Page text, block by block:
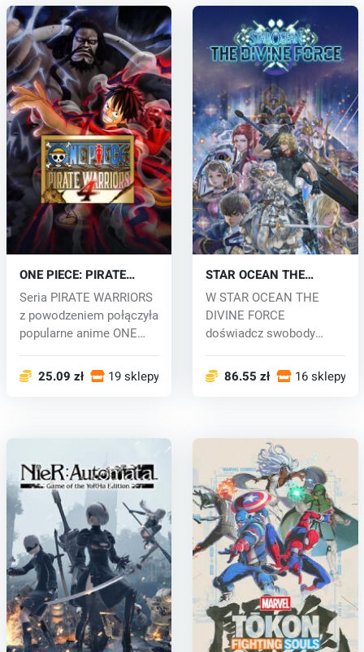
ONE PIECE: PIRATE
WARRIORS 4 (PC) key
Seria PIRATE WARRIORS
z powodzeniem połączyła
popularne anime ONE
25.09 zł 19 sklepy
STAR OCEAN THE
DIVINE FORCE (PC) key
W STAR OCEAN THE
DIVINE FORCE
doświadcz swobody
promieniu...
86.55 zł 16 sklepy